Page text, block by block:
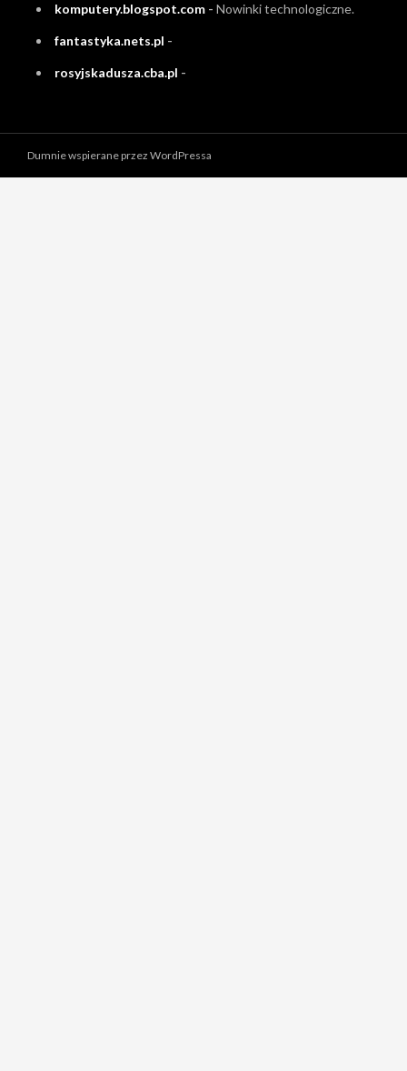
komputery.blogspot.com - Nowinki technologiczne.
fantastyka.nets.pl -
rosyjskadusza.cba.pl -
Dumnie wspierane przez WordPressa